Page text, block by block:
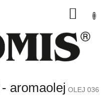
aromaolej OLEJ 036